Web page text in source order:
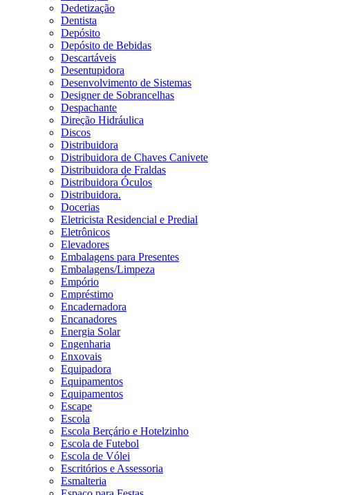
Dedetização
Dentista
Depósito
Depósito de Bebidas
Descartáveis
Desentupidora
Desenvolvimento de Sistemas
Designer de Sobrancelhas
Despachante
Direção Hidráulica
Discos
Distribuidora
Distribuidora de Chaves Canivete
Distribuidora de Fraldas
Distribuidora Óculos
Distribuidora.
Docerias
Eletricista Residencial e Predial
Eletrônicos
Elevadores
Embalagens para Presentes
Embalagens/Limpeza
Empório
Empréstimo
Encadernadora
Encanadores
Energia Solar
Engenharia
Enxovais
Equipadora
Equipamentos
Equipamentos
Escape
Escola
Escola Berçário e Hotelzinho
Escola de Futebol
Escola de Vólei
Escritórios e Assessoria
Esmalteria